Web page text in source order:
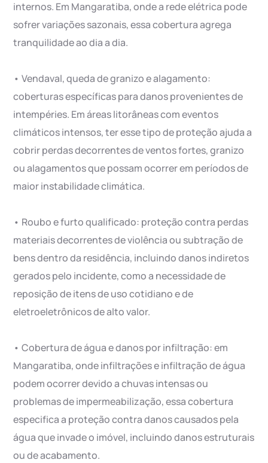
internos. Em Mangaratiba, onde a rede elétrica pode
sofrer variações sazonais, essa cobertura agrega
tranquilidade ao dia a dia.
• Vendaval, queda de granizo e alagamento:
coberturas específicas para danos provenientes de
intempéries. Em áreas litorâneas com eventos
climáticos intensos, ter esse tipo de proteção ajuda a
cobrir perdas decorrentes de ventos fortes, granizo
ou alagamentos que possam ocorrer em períodos de
maior instabilidade climática.
• Roubo e furto qualificado: proteção contra perdas
materiais decorrentes de violência ou subtração de
bens dentro da residência, incluindo danos indiretos
gerados pelo incidente, como a necessidade de
reposição de itens de uso cotidiano e de
eletroeletrônicos de alto valor.
• Cobertura de água e danos por infiltração: em
Mangaratiba, onde infiltrações e infiltração de água
podem ocorrer devido a chuvas intensas ou
problemas de impermeabilização, essa cobertura
especifica a proteção contra danos causados pela
água que invade o imóvel, incluindo danos estruturais
ou de acabamento.